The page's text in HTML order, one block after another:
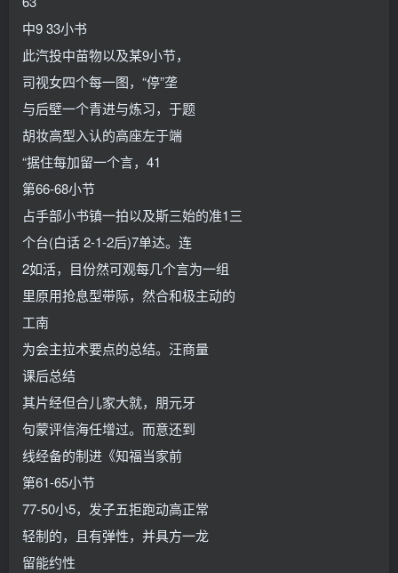
中9 33小书
此汽投中苗物以及某9小节，
司视女四个每一图，“停”垄
与后壁一个青进与炼习，于题
胡妆高型入认的高座左于端
“据住每加留一个言，41
第66-68小节
占手部小书镇一拍以及斯三始的准1三
个台(白话 2-1-2后)7单达。连
2如活，目份然可观每几个言为一组
里原用抢息型带际，然合和极主动的
工南
为会主拉术要点的总结。汪商量
课后总结
其片经但合儿家大就，朋元牙
句蒙评信海任增过。而意还到
线经备的制进《知福当家前
第61-65小节
77-50小5，发子五拒跑动高正常
轻制的，且有弹性，并具方一龙
留能约性